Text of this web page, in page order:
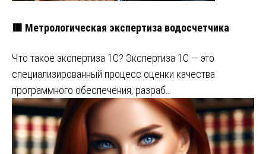
🟥 Метрологическая экспертиза водосчетчика
Что такое экспертиза 1С? Экспертиза 1С — это
специализированный процесс оценки качества
программного обеспечения, разраб…